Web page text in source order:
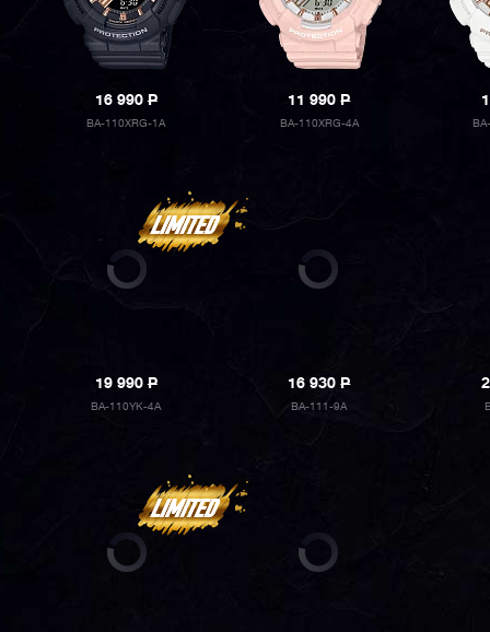
16 990P
BA-110XRG-1A
11 990P
BA-110XRG-4A
19 990P
BA-110YK-4A
16 930P
BA-111-9A